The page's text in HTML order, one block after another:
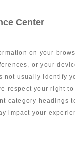
Center
on your
or your
not usually identify
respect your right to
category headings
impact your